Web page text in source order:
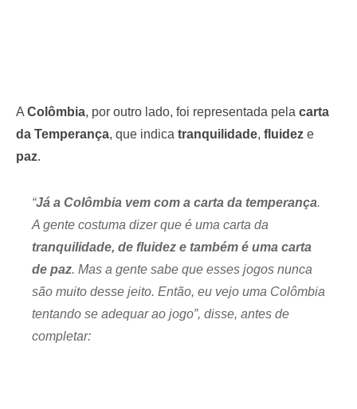
A Colômbia, por outro lado, foi representada pela carta
da Temperança, que indica tranquilidade, fluidez e
paz.
“Já a Colômbia vem com a carta da temperança.
A gente costuma dizer que é uma carta da
tranquilidade, de fluidez e também é uma carta
de paz. Mas a gente sabe que esses jogos nunca
são muito desse jeito. Então, eu vejo uma Colômbia
tentando se adequar ao jogo”, disse, antes de
completar: